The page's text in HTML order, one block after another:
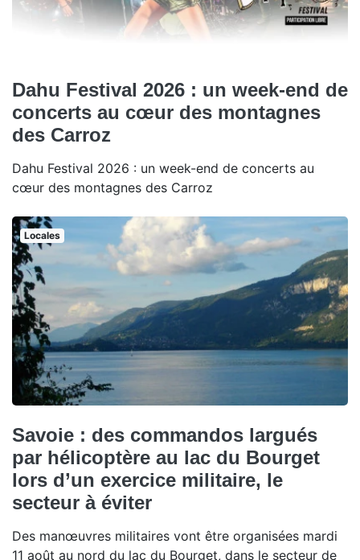
Dahu Festival 2026 : un week-end de
concerts au cœur des montagnes
des Carroz
Dahu Festival 2026 : un week-end de concerts au
cœur des montagnes des Carroz
Locales
Savoie : des commandos largués
par hélicoptère au lac du Bourget
lors d’un exercice militaire, le
secteur à éviter
Des manœuvres militaires vont être organisées mardi
11 août au nord du lac du Bourget, dans le secteur de